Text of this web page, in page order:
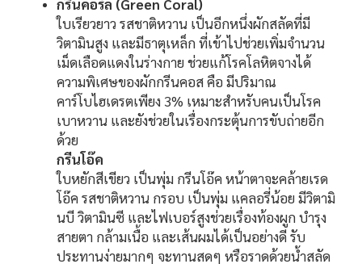
กรีนคอรัล (Green Coral)
ใบเรียวยาว รสชาติหวาน เป็นอีกหนึ่งผักสลัดที่มี
วิตามินสูง และมีธาตุเหล็ก ที่เข้าไปช่วยเพิ่มจำนวน
เม็ดเลือดแดงในร่างกาย ช่วยแก้โรคโลหิตจางได้
ความพิเศษของผักกรีนคอส คือ มีปริมาณ
คาร์โบไฮเดรตเพียง 3% เหมาะสำหรับคนเป็นโรค
เบาหวาน และยังช่วยในเรื่องกระตุ้นการขับถ่ายอีก
ด้วย
กรีนโอ๊ค
ใบหยักสีเขียว เป็นพุ่ม กรีนโอ๊ค หน้าตาจะคล้ายเรด
โอ๊ค รสชาติหวาน กรอบ เป็นพุ่ม แคลอรี่น้อย มีวิตามิ
นบี วิตามินซี และไฟเบอร์สูงช่วยเรื่องท้องผูก บำรุง
สายตา กล้ามเนื้อ และเส้นผมได้เป็นอย่างดี รับ
ประทานง่ายมากๆ จะทานสดๆ หรือราดด้วยน้ำสลัด